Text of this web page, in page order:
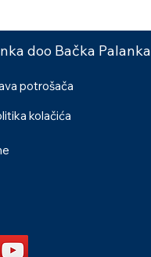
doo Bačka Palanka
potrošača
kolačića